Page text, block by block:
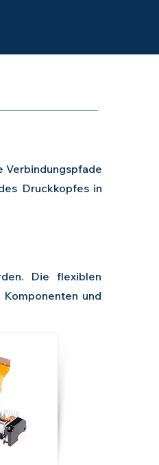
Verbindungspfade
Druckkopfes in
Die flexiblen
und